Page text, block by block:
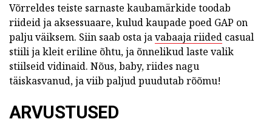
Võrreldes teiste sarnaste kaubamärkide toodab
riideid ja aksessuaare, kulud kaupade poed GAP on
palju väiksem. Siin saab osta javabaaja riided casual
stiili ja kleit eriline õhtu, ja õnnelikud laste valik
stiilseid vidinaid. Nõus, baby, riides nagu
täiskasvanud, ja viib paljud puudutab rõõmu!
ARVUSTUSED